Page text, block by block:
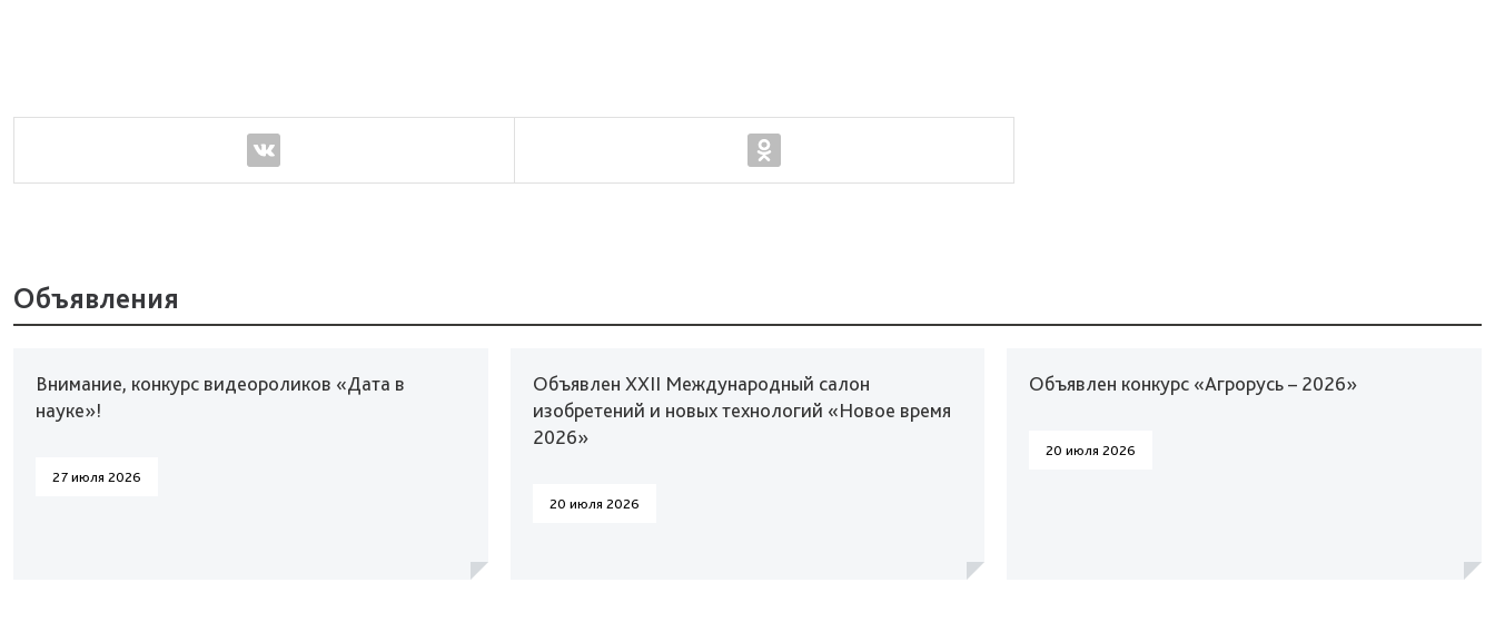
Объявления
Внимание, конкурс видеороликов «Дата в
науке»!
27 июля 2026
Объявлен XXII Международный салон
изобретений и новых технологий «Новое время
2026»
20 июля 2026
Объявлен конкурс «Агрорусь – 2026»
20 июля 2026